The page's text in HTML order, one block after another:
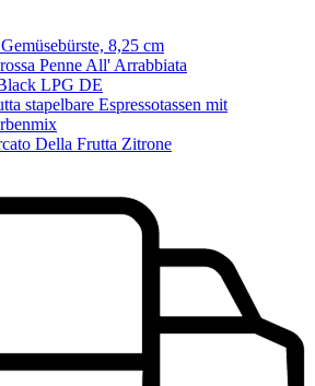
8,25 cm
Penne All' Arrabbiata
LPG DE
stapelbare Espressotassen mit
Della Frutta Zitrone